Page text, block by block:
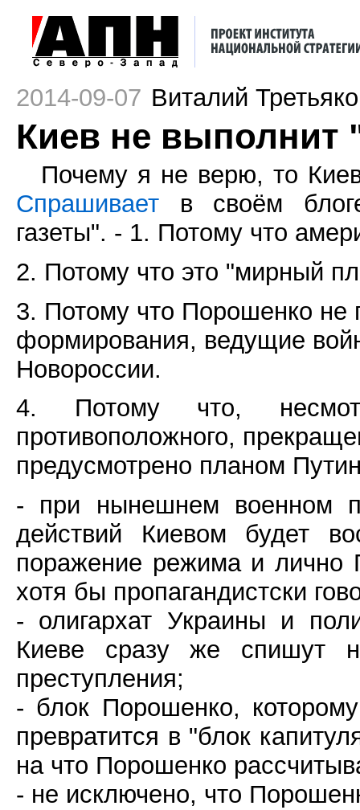
2014-09-07 Виталий
Киев не
Почему я не верю, то
Спрашивает в своём
газеты". - 1. Потому что
2. Потому что это "мирный
3. Потому что Порошенко не
формирования, ведущие
Новороссии.
4. Потому что,
противоположного,
предусмотрено планом
- при нынешнем военном
действий Киевом будет
поражение режима и лично
хотя бы пропагандистски
- олигархат Украины и
Киеве сразу же спишут
преступления;
- блок Порошенко,
превратится в "блок
на что Порошенко
- не исключено, что